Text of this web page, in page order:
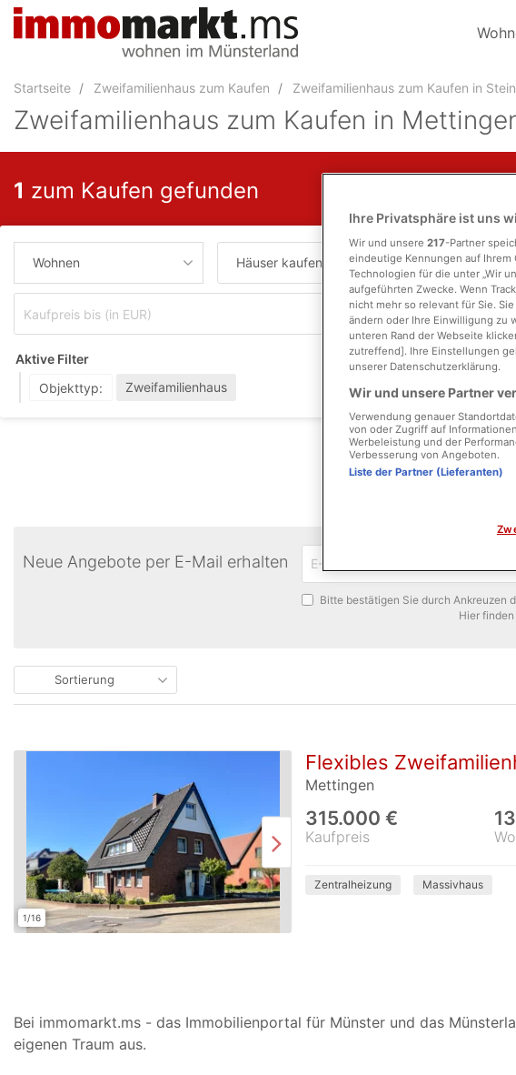
Accessibility
Navigation
zum
Inhalt
der
Startseite Zweifamilienhaus zum Kaufen Zweifamilienhaus zum Kaufen in
Zweifamilienhaus zum Kaufen in
1 zum Kaufen gefunden
Wohnen Häuser kaufen
Wohnfläche
Aktive Filter
Objekttyp:
Zweifamilienhaus
Neue Angebote per E-Mail erhalten
Bitte bestätigen Sie durch Ankreuzen
Hier
Sortierung
1/16
Flexibles
Mettingen
Kaufpreis
315.000 €
Zentralheizung Massivhaus
Bei immomarkt.ms - das Immobilienportal für Münster und das
eigenen Traum aus.
Ihre Privatsphäre ist uns
Wir und unsere 217-Partner
eindeutige Kennungen auf Ihrem
Technologien für die unter „Wir
aufgeführten Zwecke. Wenn
nicht mehr so relevant für Sie.
ändern oder Ihre Einwilligung zu
unteren Rand der Webseite
zutreffend]. Ihre Einstellungen
unserer Datenschutzerklärung.
Wir und unsere Partner
Verwendung genauer
von oder Zugriff auf
Werbeleistung und der
Verbesserung von Angeboten.
Liste der Partner (Lieferanten)